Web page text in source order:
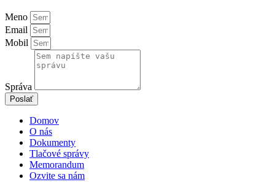
Meno
Email
Mobil
Správa
Poslať
Domov
O nás
Dokumenty
Tlačové správy
Memorandum
Ozvite sa nám